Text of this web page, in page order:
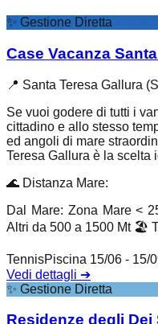
✨ Gestione Diretta
Case Vacanza
📍 Santa Teresa Gallura
Se vuoi godere di tutti i
cittadino e allo stesso
ed angoli di mare
Teresa Gallura è la scelta
🌊 Distanza Mare:
Dal Mare: Zona Mare <
Altri da 500 a 1500 Mt 🏖️
TennisPiscina 15/06 - 15/
Vedi dettagli ➔
✨ Gestione Diretta
Residenze degli Dei